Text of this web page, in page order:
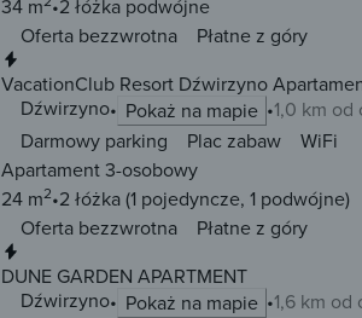
34 m
2 łóżka podwójne
Oferta bezzwrotna
Płatne z góry
VacationClub Resort Dźwirzyno
Dźwirzyno
Pokaż na mapie 1,0 km od
Darmowy parking Plac zabaw
WiFi
Apartament 3-osobowy
24 m2 2 łóżka(1 pojedyncze, 1 podwójne)
Oferta bezzwrotna
Płatne z góry
DUNE GARDEN APARTMENT
Dźwirzyno
Pokaż na mapie 1,6 km od